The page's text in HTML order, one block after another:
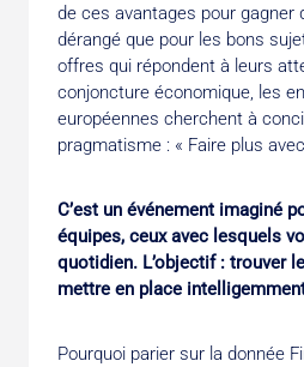
de ces avantages pour gagner
dérangé que pour les bons
offres qui répondent à leurs
conjoncture économique, les
européennes cherchent à
pragmatisme : « Faire plus
C’est un événement imaginé
équipes, ceux avec lesquels
quotidien. L’objectif : trouver
mettre en place
Pourquoi parier sur la donnée